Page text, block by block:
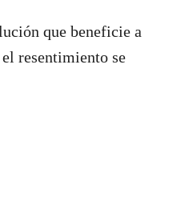
que beneficie a
resentimiento se